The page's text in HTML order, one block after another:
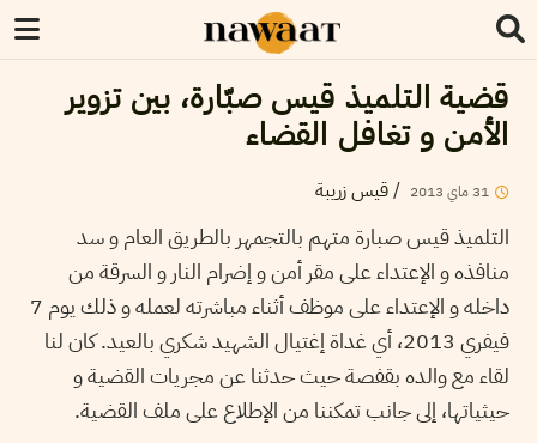
قضية التلميذ قيس صبّارة، بين تزوير
الأمن و تغافل القضاء
31 ماي 2013
/قيس زريبة
التلميذ قيس صبارة متهم بالتجمهر بالطريق العام و سد
منافذه و الإعتداء على مقر أمن و إضرام النار و السرقة من
داخله و الإعتداء على موظف أثناء مباشرته لعمله و ذلك يوم 7
فيفري 2013، أي غداة إغتيال الشهيد شكري بالعيد. كان لنا
لقاء مع والده بقفصة حيث حدثنا عن مجريات القضية و
حيثياتها، إلى جانب تمكننا من الإطلاع على ملف القضية.